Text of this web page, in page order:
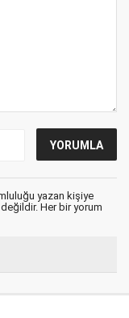
yazan kişiye
Her bir yorum